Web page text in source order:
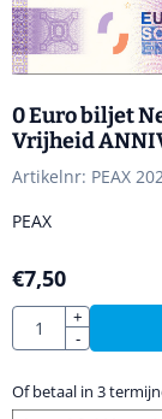
0 Euro biljet
Vrijheid
Artikelnr: PEAX
PEAX
€7,50
Aantal
+
-
Of betaal in 3